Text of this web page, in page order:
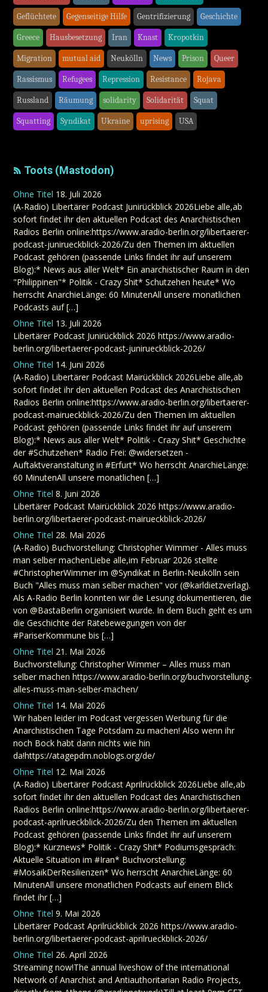
Geflüchtete Gegenseitige Hilfe Gentrifizierung Geschichte
Greece Hausbesetzung Iran Knast Kropotkin
Migration mutual aid Neukölln News Prison Queer
Rassismus Refugees Repression Resistance Rojava
Russland Räumung solidarity Solidarität Squat
Squatting Syndikat Ukraine uprising USA
Toots (Mastodon)
Ohne Titel 18. Juli 2026
(A-Radio) Libertärer Podcast Junirückblick 2026Liebe alle,ab
sofort findet ihr den aktuellen Podcast des Anarchistischen
Radios Berlin online:https://www.aradio-berlin.org/libertaerer-
podcast-junirueckblick-2026/Zu den Themen im aktuellen
Podcast gehören (passende Links findet ihr auf unserem
Blog):* News aus aller Welt* Ein anarchistischer Raum in den
"Philippinen"* Politik - Crazy Shit* Schutzehen heute* Wo
herrscht AnarchieLänge: 60 MinutenAll unsere monatlichen
Podcasts auf […]
Ohne Titel 13. Juli 2026
Libertärer Podcast Junirückblick 2026 https://www.aradio-
berlin.org/libertaerer-podcast-junirueckblick-2026/
Ohne Titel 14. Juni 2026
(A-Radio) Libertärer Podcast Mairückblick 2026Liebe alle,ab
sofort findet ihr den aktuellen Podcast des Anarchistischen
Radios Berlin online:https://www.aradio-berlin.org/libertaerer-
podcast-mairueckblick-2026/Zu den Themen im aktuellen
Podcast gehören (passende Links findet ihr auf unserem
Blog):* News aus aller Welt* Politik - Crazy Shit* Geschichte
der #Schutzehen* Radio Frei: @widersetzen -
Auftaktveranstaltung in #Erfurt* Wo herrscht AnarchieLänge:
60 MinutenAll unsere monatlichen […]
Ohne Titel 8. Juni 2026
Libertärer Podcast Mairückblick 2026 https://www.aradio-
berlin.org/libertaerer-podcast-mairueckblick-2026/
Ohne Titel 28. Mai 2026
(A-Radio) Buchvorstellung: Christopher Wimmer - Alles muss
man selber machenLiebe alle,im Februar 2026 stellte
#ChristopherWimmer im @Syndikat in Berlin-Neukölln sein
Buch "Alles muss man selber machen" vor (@karldietzverlag).
Als A-Radio Berlin konnten wir die Lesung dokumentieren, die
von @BastaBerlin organisiert wurde. In dem Buch geht es um
die Geschichte der Rätebewegungen von der
#PariserKommune bis […]
Ohne Titel 21. Mai 2026
Buchvorstellung: Christopher Wimmer – Alles muss man
selber machen https://www.aradio-berlin.org/buchvorstellung-
alles-muss-man-selber-machen/
Ohne Titel 14. Mai 2026
Wir haben leider im Podcast vergessen Werbung für die
Anarchistischen Tage Potsdam zu machen! Also wenn ihr
noch Bock habt dann nichts wie hin
da!https://atagepdm.noblogs.org/de/
Ohne Titel 12. Mai 2026
(A-Radio) Libertärer Podcast Aprilrückblick 2026Liebe alle,ab
sofort findet ihr den aktuellen Podcast des Anarchistischen
Radios Berlin online:https://www.aradio-berlin.org/libertaerer-
podcast-aprilrueckblick-2026/Zu den Themen im aktuellen
Podcast gehören (passende Links findet ihr auf unserem
Blog):* Kurznews* Politik - Crazy Shit* Podiumsgespräch:
Aktuelle Situation im #Iran* Buchvorstellung:
#MosaikDerResilienzen* Wo herrscht AnarchieLänge: 60
MinutenAll unsere monatlichen Podcasts auf einem Blick
findet ihr […]
Ohne Titel 9. Mai 2026
Libertärer Podcast Aprilrückblick 2026 https://www.aradio-
berlin.org/libertaerer-podcast-aprilrueckblick-2026/
Ohne Titel 26. April 2026
Streaming now!The annual liveshow of the international
Network of Anarchist and Antiauthoritarian Radio Projects,